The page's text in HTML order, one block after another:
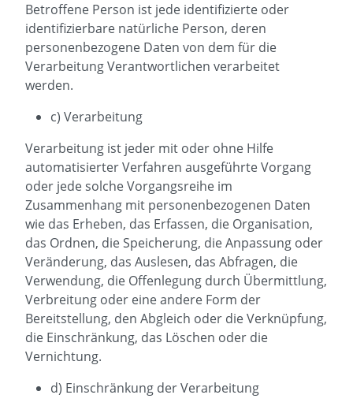
Betroffene Person ist jede identifizierte oder
identifizierbare natürliche Person, deren
personenbezogene Daten von dem für die
Verarbeitung Verantwortlichen verarbeitet
werden.
c) Verarbeitung
Verarbeitung ist jeder mit oder ohne Hilfe
automatisierter Verfahren ausgeführte Vorgang
oder jede solche Vorgangsreihe im
Zusammenhang mit personenbezogenen Daten
wie das Erheben, das Erfassen, die Organisation,
das Ordnen, die Speicherung, die Anpassung oder
Veränderung, das Auslesen, das Abfragen, die
Verwendung, die Offenlegung durch Übermittlung,
Verbreitung oder eine andere Form der
Bereitstellung, den Abgleich oder die Verknüpfung,
die Einschränkung, das Löschen oder die
Vernichtung.
d) Einschränkung der Verarbeitung